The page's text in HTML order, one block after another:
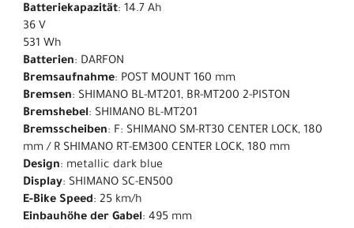
Batteriekapazität: 14.7 Ah
36 V
531 Wh
Batterien: DARFON
Bremsaufnahme: POST MOUNT 160 mm
Bremsen: SHIMANO BL-MT201, BR-MT200 2-PISTON
Bremshebel: SHIMANO BL-MT201
Bremsscheiben: F: SHIMANO SM-RT30 CENTER LOCK, 180
mm / R SHIMANO RT-EM300 CENTER LOCK, 180 mm
Design: metallic dark blue
Display: SHIMANO SC-EN500
E-Bike Speed: 25 km/h
Einbauhöhe der Gabel: 495 mm